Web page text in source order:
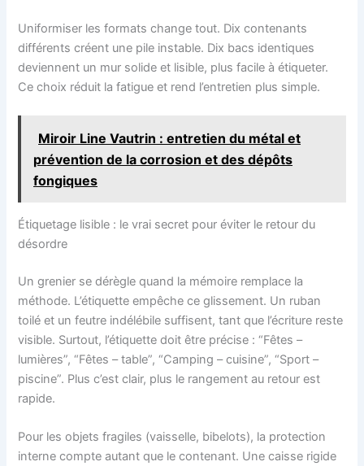
Uniformiser les formats change tout. Dix contenants
différents créent une pile instable. Dix bacs identiques
deviennent un mur solide et lisible, plus facile à étiqueter.
Ce choix réduit la fatigue et rend l’entretien plus simple.
Miroir Line Vautrin : entretien du métal et
prévention de la corrosion et des dépôts
fongiques
Étiquetage lisible : le vrai secret pour éviter le retour du
désordre
Un grenier se dérègle quand la mémoire remplace la
méthode. L’étiquette empêche ce glissement. Un ruban
toilé et un feutre indélébile suffisent, tant que l’écriture reste
visible. Surtout, l’étiquette doit être précise : “Fêtes –
lumières”, “Fêtes – table”, “Camping – cuisine”, “Sport –
piscine”. Plus c’est clair, plus le rangement au retour est
rapide.
Pour les objets fragiles (vaisselle, bibelots), la protection
interne compte autant que le contenant. Une caisse rigide